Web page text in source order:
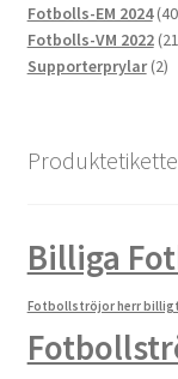
Fotbolls-EM 2024
Fotbolls-VM 2022
Supporterprylar 22
Billiga
Fotbollströjor herr billigt